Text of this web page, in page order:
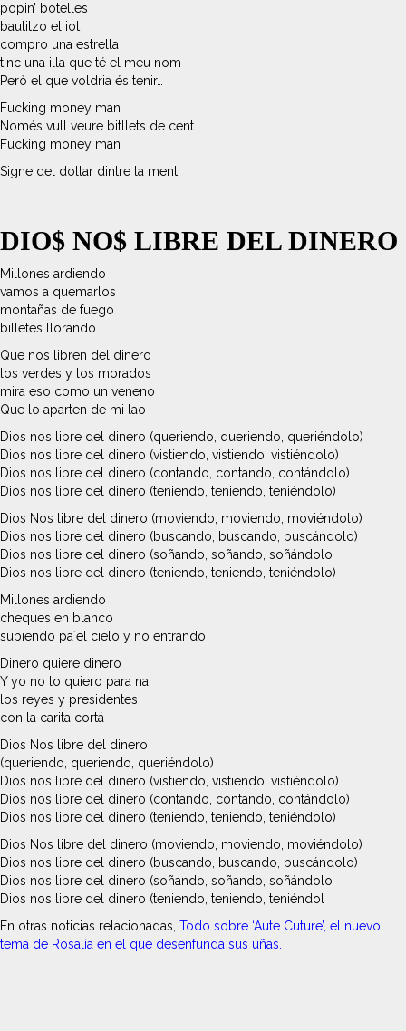
popin’ botelles
bautitzo el iot
compro una estrella
tinc una illa que té el meu nom
Però el que voldria és tenir…
Fucking money man
Només vull veure bitllets de cent
Fucking money man
Signe del dollar dintre la ment
DIO$ NO$ LIBRE DEL DINERO
Millones ardiendo
vamos a quemarlos
montañas de fuego
billetes llorando
Que nos libren del dinero
los verdes y los morados
mira eso como un veneno
Que lo aparten de mi lao
Dios nos libre del dinero (queriendo, queriendo, queriéndolo)
Dios nos libre del dinero (vistiendo, vistiendo, vistiéndolo)
Dios nos libre del dinero (contando, contando, contándolo)
Dios nos libre del dinero (teniendo, teniendo, teniéndolo)
Dios Nos libre del dinero (moviendo, moviendo, moviéndolo)
Dios nos libre del dinero (buscando, buscando, buscándolo)
Dios nos libre del dinero (soñando, soñando, soñándolo
Dios nos libre del dinero (teniendo, teniendo, teniéndolo)
Millones ardiendo
cheques en blanco
subiendo pa´el cielo y no entrando
Dinero quiere dinero
Y yo no lo quiero para na
los reyes y presidentes
con la carita cortá
Dios Nos libre del dinero
(queriendo, queriendo, queriéndolo)
Dios nos libre del dinero (vistiendo, vistiendo, vistiéndolo)
Dios nos libre del dinero (contando, contando, contándolo)
Dios nos libre del dinero (teniendo, teniendo, teniéndolo)
Dios Nos libre del dinero (moviendo, moviendo, moviéndolo)
Dios nos libre del dinero (buscando, buscando, buscándolo)
Dios nos libre del dinero (soñando, soñando, soñándolo
Dios nos libre del dinero (teniendo, teniendo, teniéndol
En otras noticias relacionadas, Todo sobre ‘Aute Cuture’, el nuevo
tema de Rosalía en el que desenfunda sus uñas.